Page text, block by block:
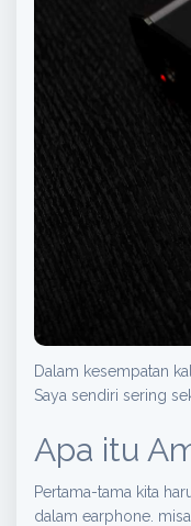
Dalam kesempatan
Saya sendiri sering
Apa itu
Pertama-tama kita
dalam earphone.